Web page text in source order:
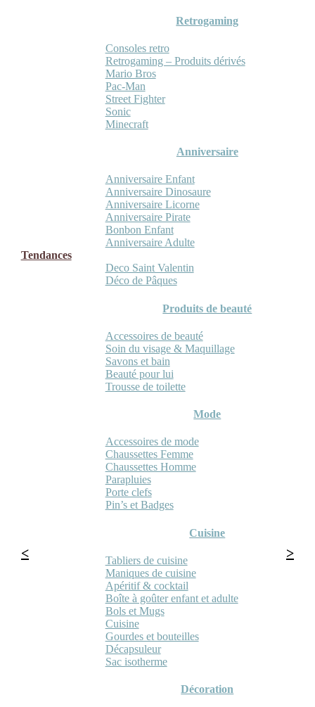
Retrogaming
Consoles retro
Retrogaming – Produits dérivés
Mario Bros
Pac-Man
Street Fighter
Sonic
Minecraft
Anniversaire
Anniversaire Enfant
Anniversaire Dinosaure
Anniversaire Licorne
Anniversaire Pirate
Bonbon Enfant
Anniversaire Adulte
Tendances
Deco Saint Valentin
Déco de Pâques
Produits de beauté
Accessoires de beauté
Soin du visage & Maquillage
Savons et bain
Beauté pour lui
Trousse de toilette
Mode
Accessoires de mode
Chaussettes Femme
Chaussettes Homme
Parapluies
Porte clefs
Pin’s et Badges
Cuisine
Tabliers de cuisine
Maniques de cuisine
Apéritif & cocktail
Boîte à goûter enfant et adulte
Bols et Mugs
Cuisine
Gourdes et bouteilles
Décapsuleur
Sac isotherme
Décoration